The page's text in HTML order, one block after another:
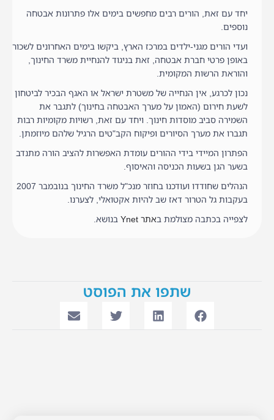
יחד עם זאת, הורים רבים מחפשים בימים אלו פתרונות אבטחה
נוספים.
ועדי הורים מגני-ילדים במרכז הארץ, ביקשו בימים האחרונים לשכור
באופן פרטי חברת אבטחה, זאת בניגוד להנחיית משרד החינוך,
והוראת הרשות המקומית.
נכון לכרגע, אין הנחייה של משטרת ישראל או האגף הבכיר לביטחון
לשעת חירום (האמון על מערך האבטחה בחינוך) לתגבר את
השמירה סביב מוסדות חינוך. ויחד עם זאת, רשויות מקומיות רבות
תגברו את מערך הסיורים ופיקוח הקב"טים הרגיל שלהם מיוזמתן.
הפתרון המיידי בידי ההורים עומדת האפשרות להציב הורה מתנדב
בשער הגן בשעות הכניסה והאיסוף.
הנהלים שחודדו ועודכנו בחוזר מנכ"ל משרד החינוך בנובמבר 2007
בעקבות גל הטרור דאז שב להיות אקטואלי, לצערנו.
לצפייה בכתבה מצולמת באתר Ynet בנושא.
שתפו את הפוסט